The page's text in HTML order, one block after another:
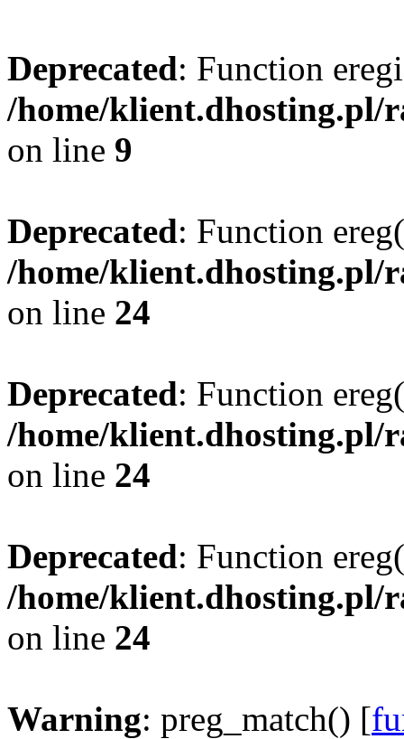
Deprecated: Function
/home/klient.dhosting.pl/
on line 9
Deprecated: Function
/home/klient.dhosting.pl/
on line 24
Deprecated: Function
/home/klient.dhosting.pl/
on line 24
Deprecated: Function
/home/klient.dhosting.pl/
on line 24
Warning: preg_match() [